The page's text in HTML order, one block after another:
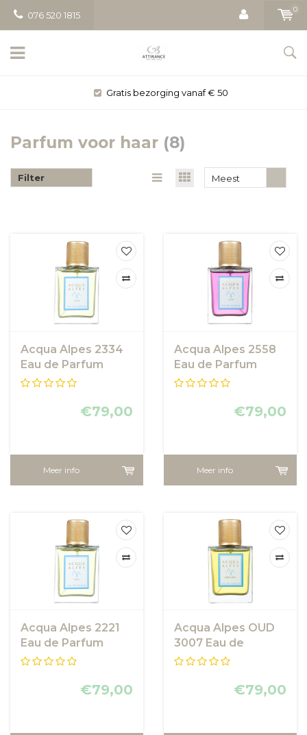
076 520 1815
0
Gratis bezorging vanaf € 50
Parfum voor haar (8)
Filter
Meest
Acqua Alpes 2334
Eau de Parfum
€79,00
Meer info
Acqua Alpes 2558
Eau de Parfum
€79,00
Meer info
Acqua Alpes 2221
Eau de Parfum
€79,00
Acqua Alpes OUD
3007 Eau de
Parfum
€79,00